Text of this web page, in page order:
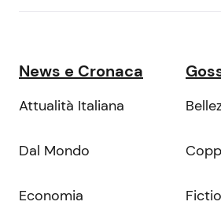
News e Cronaca
Attualità Italiana
Dal Mondo
Economia